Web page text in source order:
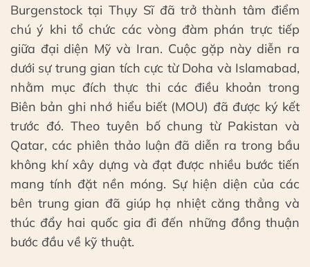
Burgenstock tại Thụy Sĩ đã trở thành tâm điểm
chú ý khi tổ chức các vòng đàm phán trực tiếp
giữa đại diện Mỹ và Iran. Cuộc gặp này diễn ra
dưới sự trung gian tích cực từ Doha và Islamabad,
nhằm mục đích thực thi các điều khoản trong
Biên bản ghi nhớ hiểu biết (MOU) đã được ký kết
trước đó. Theo tuyên bố chung từ Pakistan và
Qatar, các phiên thảo luận đã diễn ra trong bầu
không khí xây dựng và đạt được nhiều bước tiến
mang tính đặt nền móng. Sự hiện diện của các
bên trung gian đã giúp hạ nhiệt căng thẳng và
thúc đẩy hai quốc gia đi đến những đồng thuận
bước đầu về kỹ thuật.